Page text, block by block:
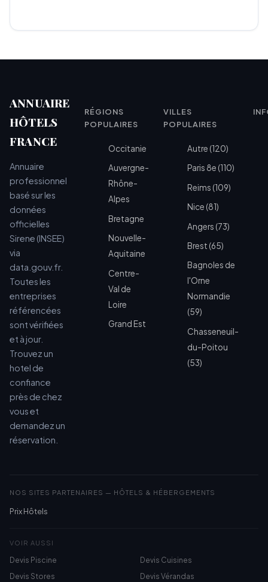
ANNUAIRE
HÔTELS
FRANCE
Annuaire
professionnel
basé sur les
données
officielles
Sirene (INSEE)
via
data.gouv.fr.
Toutes les
entreprises
référencées
sont vérifiées
et à jour.
Trouvez un
hotel de
confiance
près de chez
vous et
demandez un
réservation.
RÉGIONS
POPULAIRES
Occitanie
Auvergne-
Rhône-
Alpes
Bretagne
Nouvelle-
Aquitaine
Centre-
Val de
Loire
Grand Est
VILLES
POPULAIRES
Autre (120)
Paris 8e (110)
Reims (109)
Nice (81)
Angers (73)
Brest (65)
Bagnoles de
l'Orne
Normandie
(59)
Chasseneuil-
du-Poitou
(53)
NOS SITES PARTENAIRES — HÔTELS & HÉBERGEMENTS
Prix Hôtels
VOIR AUSSI
Devis Piscine
Devis Cuisines
Devis Stores
Devis Vérandas